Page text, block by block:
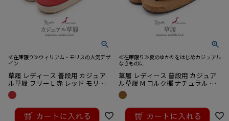
≪在庫限り≫ウィリアム・モリスの人気デザ
イン
草履 レディース 普段用 カジュア
ル草履 フリー L 赤 レッド モリス
コレクション いちご泥棒 日本製
京都 万里小路 ウィリアム・モリ
15,400税込
≪在庫限り≫夏のゆかたをはじめカジュアル
なきものに
草履 レディース 普段用 カジュア
ル草履 M コルク樫 ナチュラル 茶
ブラウン 1枚芯 日本製
7,700税込